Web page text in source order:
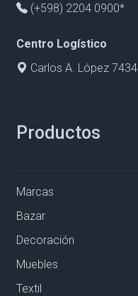
(+598) 2204 0900*
Centro Logístico
Carlos A. López 7434
Productos
Marcas
Bazar
Decoración
Muebles
Textil